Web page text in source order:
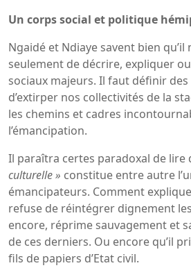
Un corps social et politique
Ngaidé et Ndiaye savent bien qu’il
seulement de décrire, expliquer
sociaux majeurs. Il faut définir
d’extirper nos collectivités de la
les chemins et cadres
l’émancipation.
Il paraîtra certes paradoxal de lire
culturelle » constitue entre autre
émancipateurs. Comment
refuse de réintégrer dignement
encore, réprime sauvagement et
de ces derniers. Ou encore qu’il
fils de papiers d’Etat civil.